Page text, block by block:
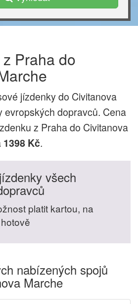
Praha do
jízdenky do Civitanova
evropských dopravců. Cena
z Praha do Civitanova
1398 Kč.
všech
platit kartou, na
nabízených spojů
Marche